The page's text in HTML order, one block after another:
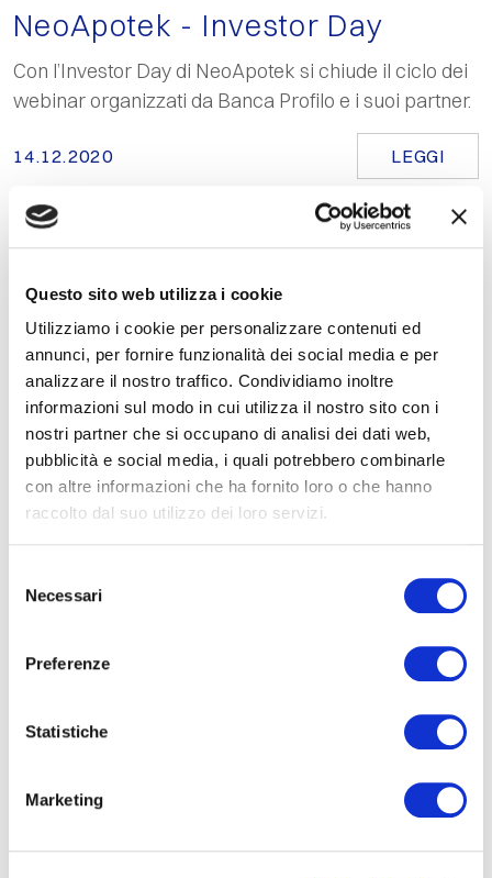
Questo sito web utilizza i cookie
Utilizziamo i cookie per personalizzare contenuti ed
annunci, per fornire funzionalità dei social media e per
analizzare il nostro traffico. Condividiamo inoltre
informazioni sul modo in cui utilizza il nostro sito con i
nostri partner che si occupano di analisi dei dati web,
pubblicità e social media, i quali potrebbero combinarle
con altre informazioni che ha fornito loro o che hanno
raccolto dal suo utilizzo dei loro servizi.
delNecessari
Preferenze
Statistiche
Marketing
NeoApotek - Investor Day
Con l’Investor Day di NeoApotek si chiude il ciclo dei
webinar organizzati da Banca Profilo e i suoi partner.
14.12.2020 LEGGI
Continua con l’Investor Day di QC Terme il ciclo dei
09.12.2020 LEGGI